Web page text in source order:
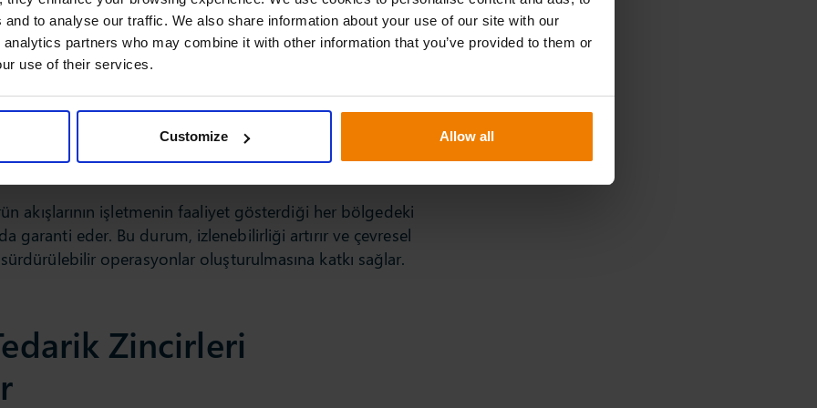
to analyse our traffic. We also share information about your use of our site with our
partners who may combine it with other information that you’ve provided to them or
use of their services.
Customize Allow all
ulaşmak, doğru envanter yönetimi ve titiz planlama
deneyimini iyileştirir ve memnuniyet seviyelerini
bir faktördür; bu ise zincir içindeki görünürlük ve
şirketlerin beklenmedik kesintilere veya
aynı zamanda yeni fırsatları değerlendirmesini mümkün
akışlarının işletmenin faaliyet gösterdiği her bölgedeki
garanti eder. Bu durum, izlenebilirliği artırır ve çevresel
operasyonlar oluşturulmasına katkı sağlar.
Zincirleri